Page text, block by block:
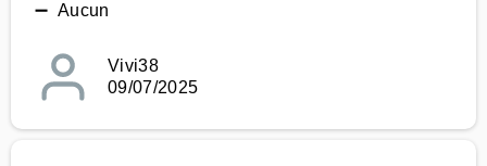
➖ Aucun
Vivi38
09/07/2025